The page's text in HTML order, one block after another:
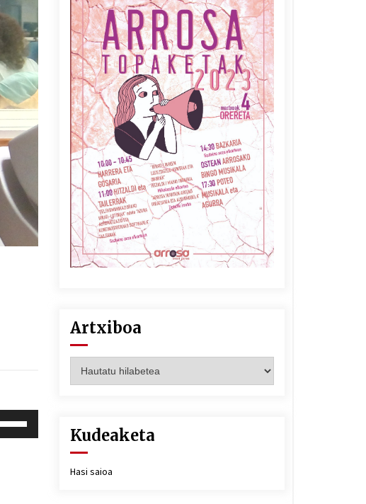
Azaroak 6 Iurretan Arrosa
sarearen IX. topaketak
2021/10/04
Berria egunkarian
elkarrizketa Arrosaren 20
urteez
2021/07/06
Arrosaren laburpen bideoa
Hamaika Telebistaren eskutik
2021/06/30
Artxiboa
Kudeaketa
Hasi saioa